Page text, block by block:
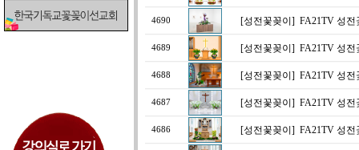
4690 [성전꽃꽂이] FA21TV 성전
4689 [성전꽃꽂이] FA21TV 성전
4688 [성전꽃꽂이] FA21TV 성전
4687 [성전꽃꽂이] FA21TV 성전
4686 [성전꽃꽂이] FA21TV 성전